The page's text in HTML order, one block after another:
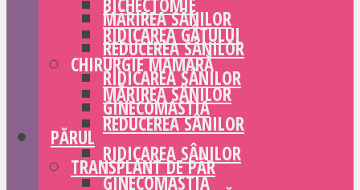
MĂRIREA SÂNILOR
REDUCEREA SÂNILOR
RIDICAREA SÂNILOR
GINECOMASTIA
PĂRUL
TRANSPLANT DE PĂR
BICHECTOMIE
RIDICAREA GÂTULUI
CHIRURGIE MAMARĂ
MĂRIREA SÂNILOR
REDUCEREA SÂNILOR
RIDICAREA SÂNILOR
GINECOMASTIA